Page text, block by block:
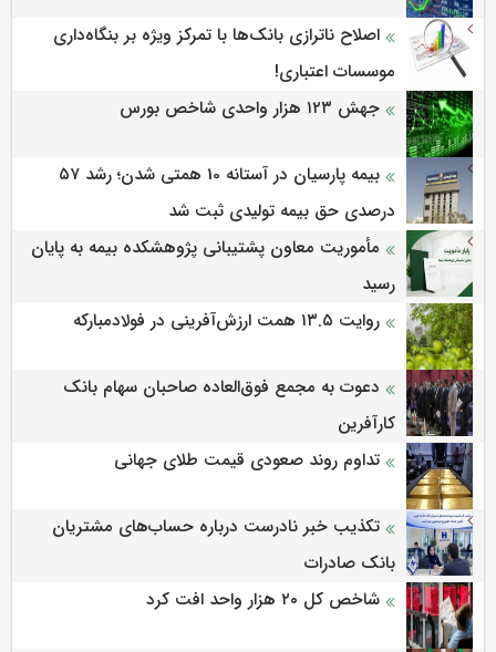
اصلاح ناترازی بانک‌ها با تمرکز ویژه بر بنگاه‌داری
موسسات اعتباری!
جهش ۱۲۳ هزار واحدی شاخص بورس
بیمه پارسیان در آستانه 10 همتی شدن؛ رشد ۵۷
درصدی حق بیمه تولیدی ثبت شد
مأموریت معاون پشتیبانی پژوهشكده بیمه به پایان
رسید
روایت ۱۳.۵ همت ارزش‌آفرینی در فولادمبارکه
دعوت به مجمع فوق‌العاده صاحبان سهام بانک
کارآفرین
تداوم روند صعودی قیمت طلای جهانی
تکذیب خبر نادرست درباره حساب‌های مشتریان
بانک صادرات
شاخص کل ۲۰ هزار واحد افت کرد